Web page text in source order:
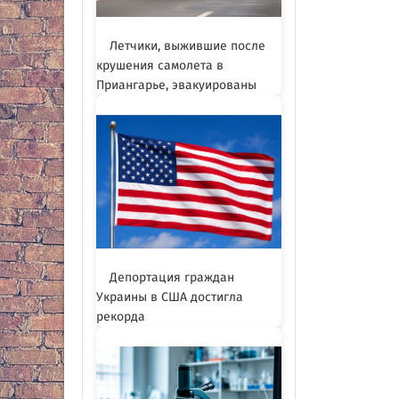
Летчики, выжившие после
крушения самолета в
Приангарье, эвакуированы
Депортация граждан
Украины в США достигла
рекорда